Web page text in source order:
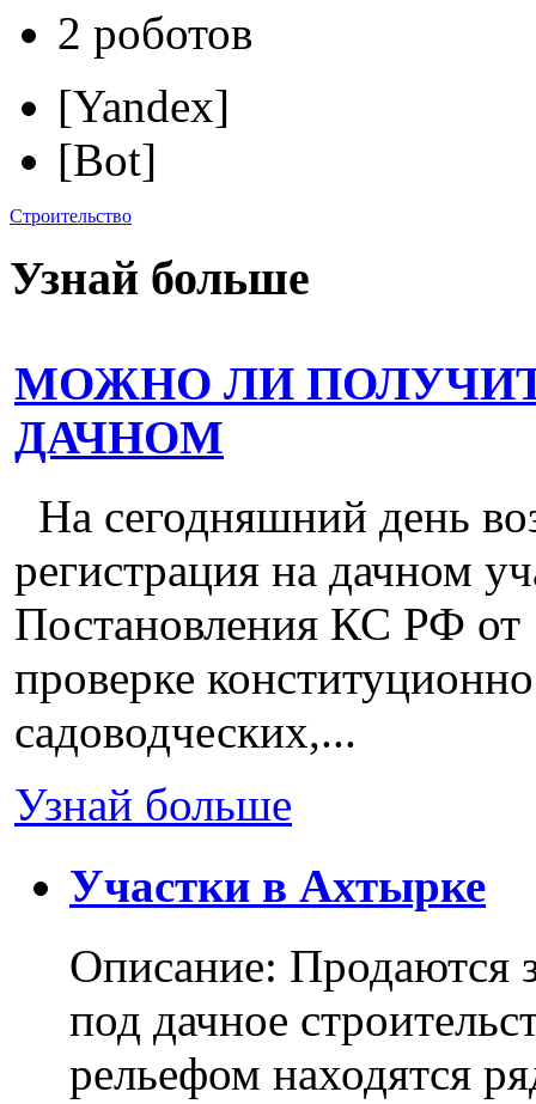
2 роботов
[Yandex]
[Bot]
Строительство
Узнай больше
МОЖНО ЛИ
ДАЧНОМ
На сегодняшний день
регистрация на дачном
Постановления КС РФ
проверке
садоводческих,...
Узнай больше
Участки в Ахтырке
Описание: Продаются
под дачное
рельефом находятся